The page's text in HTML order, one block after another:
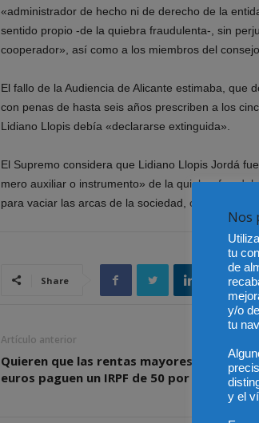
«administrador de hecho ni de derecho de la
sentido propio -de la quiebra fraudulenta-, sin
cooperador», así como a los miembros del
El fallo de la Audiencia de Alicante estimaba, que
con penas de hasta seis años prescriben a los
Lidiano Llopis debía «declararse extinguida».
El Supremo considera que Lidiano Llopis Jordá
mero auxiliar o instrumento» de la quiebra
para vaciar las arcas de la sociedad, obtuvo un
Share
Artículo anterior
Quieren que las rentas mayores a 6.000
euros paguen un IRPF de 50 por ciento
Nos
tu
de
y/o
tu
y el